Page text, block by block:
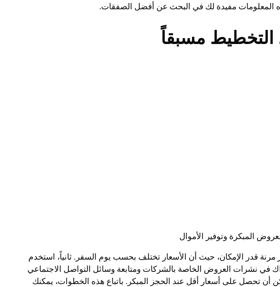
المعلومات مفيدة لك في البحث عن أفضل الصفقات.
مسبقاً
المبكرة وتوفير الأموال
قدر الإمكان، حيث أن الأسعار تختلف بحسب يوم السفر. ثانياً، استخدم
في نشرات العروض الخاصة بالشركات ومتابعة وسائل التواصل الاجتماعي
تحصل على أسعار أقل عند الحجز المبكر. باتباع هذه الخطوات، يمكنك